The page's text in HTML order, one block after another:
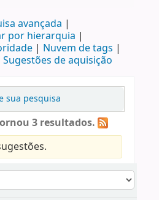
avançada
por hierarquia
Nuvem de tags
Sugestões de aquisição
sua pesquisa
3 resultados.